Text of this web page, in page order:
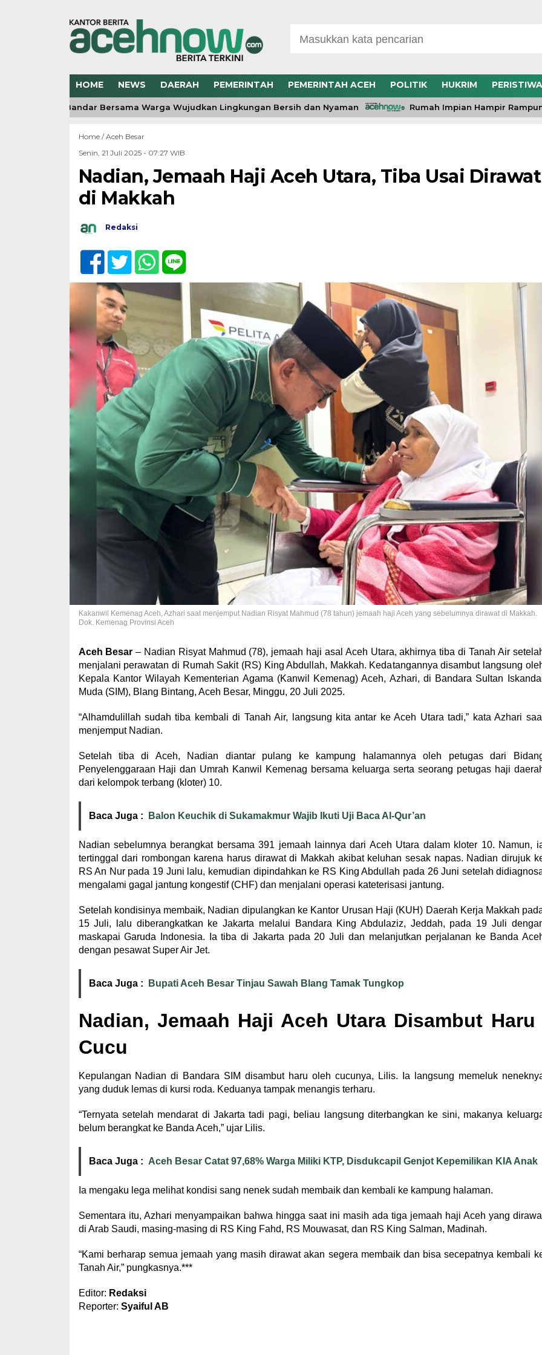
HOME NEWS DAERAH PEMERINTAH PEMERINTAH ACEH POLITIK HUKRIM PERISTIWA
RI, Polsek Bandar Bersama Warga Wujudkan Lingkungan Bersih dan Nyaman Rumah Impian Hampir Rampung,
Home /Aceh Besar
Senin, 21 Juli 2025 - 07:27 WIB
Nadian, Jemaah Haji Aceh Utara, Tiba Usai Dirawat
di Makkah
Redaksi
Kakanwil Kemenag Aceh, Azhari saat menjemput Nadian Risyat Mahmud (78 tahun) jemaah haji Aceh yang sebelumnya dirawat di Makkah.
Dok. Kemenag Provinsi Aceh
Aceh Besar – Nadian Risyat Mahmud (78), jemaah haji asal Aceh Utara, akhirnya tiba di Tanah Air
menjalani perawatan di Rumah Sakit (RS) King Abdullah, Makkah. Kedatangannya disambut langsung
Kepala Kantor Wilayah Kementerian Agama (Kanwil Kemenag) Aceh, Azhari, di Bandara Sultan
Muda (SIM), Blang Bintang, Aceh Besar, Minggu, 20 Juli 2025.
“Alhamdulillah sudah tiba kembali di Tanah Air, langsung kita antar ke Aceh Utara tadi,” kata Azhari
menjemput Nadian.
Setelah tiba di Aceh, Nadian diantar pulang ke kampung halamannya oleh petugas dari
Penyelenggaraan Haji dan Umrah Kanwil Kemenag bersama keluarga serta seorang petugas haji
dari kelompok terbang (kloter) 10.
Baca Juga : Balon Keuchik di Sukamakmur Wajib Ikuti Uji Baca Al-Qur’an
Nadian sebelumnya berangkat bersama 391 jemaah lainnya dari Aceh Utara dalam kloter 10. Namun,
tertinggal dari rombongan karena harus dirawat di Makkah akibat keluhan sesak napas. Nadian dirujuk
RS An Nur pada 19 Juni lalu, kemudian dipindahkan ke RS King Abdullah pada 26 Juni setelah
mengalami gagal jantung kongestif (CHF) dan menjalani operasi kateterisasi jantung.
Setelah kondisinya membaik, Nadian dipulangkan ke Kantor Urusan Haji (KUH) Daerah Kerja Makkah
15 Juli, lalu diberangkatkan ke Jakarta melalui Bandara King Abdulaziz, Jeddah, pada 19 Juli
maskapai Garuda Indonesia. Ia tiba di Jakarta pada 20 Juli dan melanjutkan perjalanan ke Banda
dengan pesawat Super Air Jet.
Baca Juga : Bupati Aceh Besar Tinjau Sawah Blang Tamak Tungkop
Nadian, Jemaah Haji Aceh Utara Disambut Haru
Cucu
Kepulangan Nadian di Bandara SIM disambut haru oleh cucunya, Lilis. Ia langsung memeluk
yang duduk lemas di kursi roda. Keduanya tampak menangis terharu.
“Ternyata setelah mendarat di Jakarta tadi pagi, beliau langsung diterbangkan ke sini, makanya
belum berangkat ke Banda Aceh,” ujar Lilis.
Baca Juga : Aceh Besar Catat 97,68% Warga Miliki KTP, Disdukcapil Genjot Kepemilikan KIA Anak
Ia mengaku lega melihat kondisi sang nenek sudah membaik dan kembali ke kampung halaman.
Sementara itu, Azhari menyampaikan bahwa hingga saat ini masih ada tiga jemaah haji Aceh yang
di Arab Saudi, masing-masing di RS King Fahd, RS Mouwasat, dan RS King Salman, Madinah.
“Kami berharap semua jemaah yang masih dirawat akan segera membaik dan bisa secepatnya kembali
Tanah Air,” pungkasnya.***
Editor: Redaksi
Reporter: Syaiful AB